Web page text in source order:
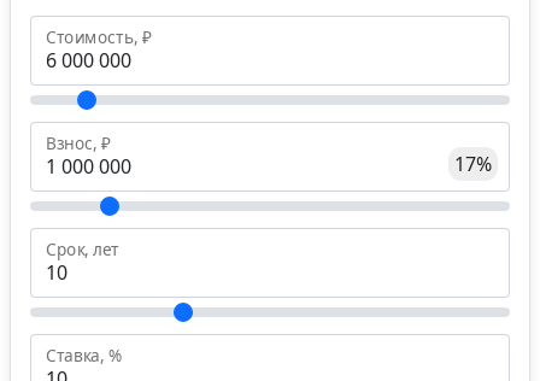
Стоимость, ₽
Взнос, ₽
17%
Срок, лет
Ставка, %